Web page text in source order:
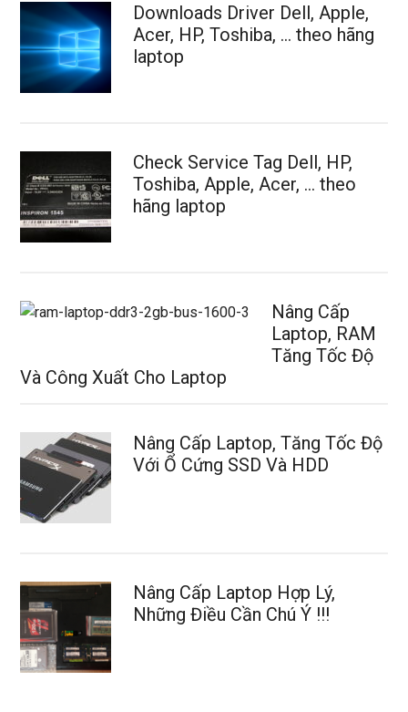
Downloads Driver Dell, Apple,
Acer, HP, Toshiba, … theo hãng
laptop
Check Service Tag Dell, HP,
Toshiba, Apple, Acer, … theo
hãng laptop
Nâng Cấp
Laptop, RAM
Tăng Tốc Độ
Và Công Xuất Cho Laptop
Nâng Cấp Laptop, Tăng Tốc Độ
Với Ổ Cứng SSD Và HDD
Nâng Cấp Laptop Hợp Lý,
Những Điều Cần Chú Ý !!!